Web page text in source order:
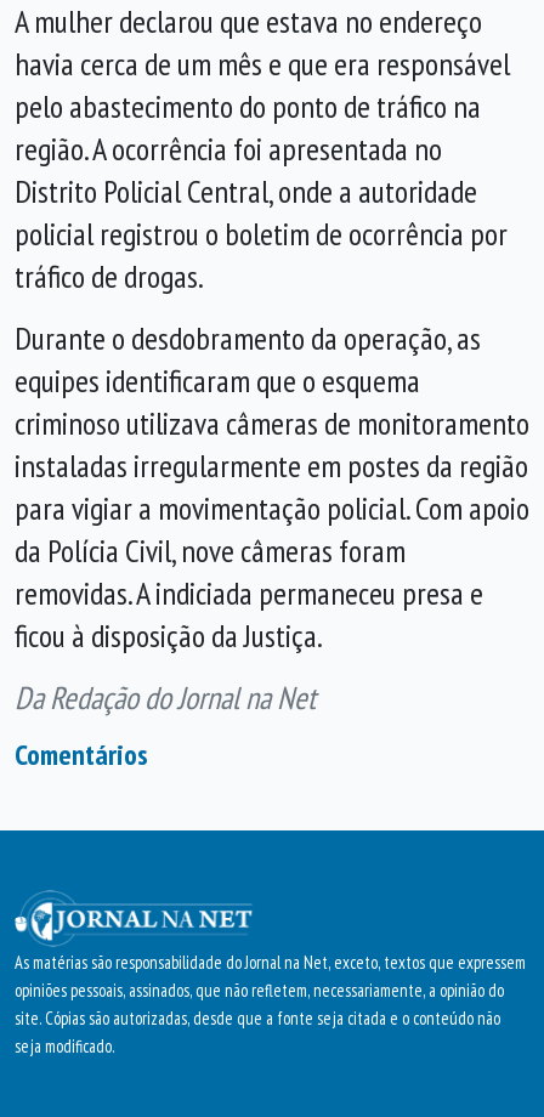
A mulher declarou que estava no endereço
havia cerca de um mês e que era responsável
pelo abastecimento do ponto de tráfico na
região. A ocorrência foi apresentada no
Distrito Policial Central, onde a autoridade
policial registrou o boletim de ocorrência por
tráfico de drogas.
Durante o desdobramento da operação, as
equipes identificaram que o esquema
criminoso utilizava câmeras de monitoramento
instaladas irregularmente em postes da região
para vigiar a movimentação policial. Com apoio
da Polícia Civil, nove câmeras foram
removidas. A indiciada permaneceu presa e
ficou à disposição da Justiça.
Da Redação do Jornal na Net
Comentários
As matérias são responsabilidade do Jornal na Net, exceto, textos que expressem
opiniões pessoais, assinados, que não refletem, necessariamente, a opinião do
site. Cópias são autorizadas, desde que a fonte seja citada e o conteúdo não
seja modificado.